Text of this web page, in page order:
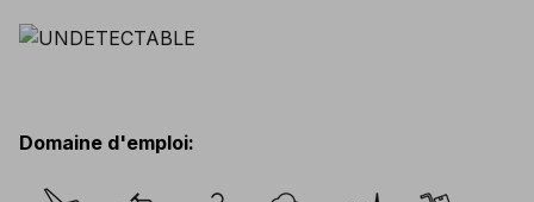
Domaine d'emploi: